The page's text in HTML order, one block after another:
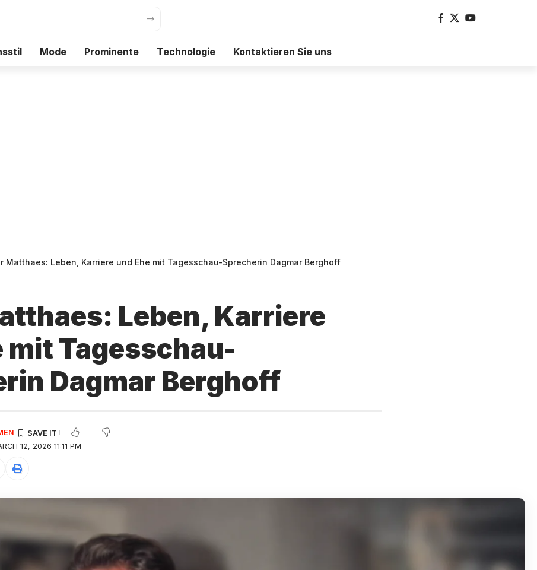
Mode Prominente Technologie Kontaktieren Sie uns
Matthaes: Leben, Karriere und Ehe mit Tagesschau-Sprecherin Dagmar Berghoff
Leben, Karriere
mit Tagesschau-
Dagmar Berghoff
12, 2026 11:11 PM